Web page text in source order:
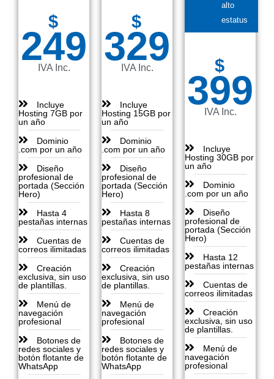
$
249
IVA Inc.
Incluye
Hosting 7GB por
un año
Dominio
.com por un año
Diseño
profesional de
portada (Sección
Hero)
Hasta 4
pestañas internas
Cuentas de
correos ilimitadas
Creación
exclusiva, sin uso
de plantillas.
Menú de
navegación
profesional
Botones de
redes sociales y
botón flotante de
WhatsApp
$
329
IVA Inc.
Incluye
Hosting 15GB por
un año
Dominio
.com por un año
Diseño
profesional de
portada (Sección
Hero)
Hasta 8
pestañas internas
Cuentas de
correos ilimitadas
Creación
exclusiva, sin uso
de plantillas.
Menú de
navegación
profesional
Botones de
redes sociales y
botón flotante de
WhatsApp
alto
estatus
$
399
IVA Inc.
Incluye
Hosting 30GB por
un año
Dominio
.com por un año
Diseño
profesional de
portada (Sección
Hero)
Hasta 12
pestañas internas
Cuentas de
correos ilimitadas
Creación
exclusiva, sin uso
de plantillas.
Menú de
navegación
profesional